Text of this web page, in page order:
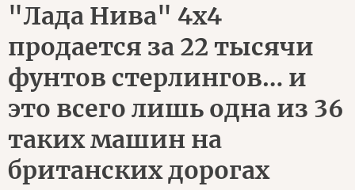
"Лада Нива" 4х4
продается за 22 тысячи
фунтов стерлингов… и
это всего лишь одна из 36
таких машин на
британских дорогах